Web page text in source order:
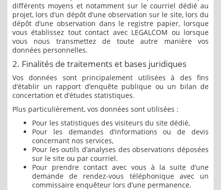
différents moyens et notamment sur le courriel dédié au
projet, lors d’un dépôt d’une observation sur le site, lors du
dépôt d’une observation dans le registre papier, lorsque
vous établissez tout contact avec LEGALCOM ou lorsque
vous nous transmettez de toute autre manière vos
données personnelles.
2. Finalités de traitements et bases juridiques
Vos données sont principalement utilisées à des fins
d’établir un rapport d’enquête publique ou un bilan de
concertation et d’études statistiques.
Plus particulièrement, vos données sont utilisées :
Pour les statistiques des visiteurs du site dédié,
Pour les demandes d’informations ou de devis
concernant nos services,
Pour les outils d’analyses des observations déposées
sur le site ou par courriel.
Pour prendre contact avec vous à la suite d’une
demande de rendez-vous téléphonique avec un
commissaire enquêteur lors d’une permanence.